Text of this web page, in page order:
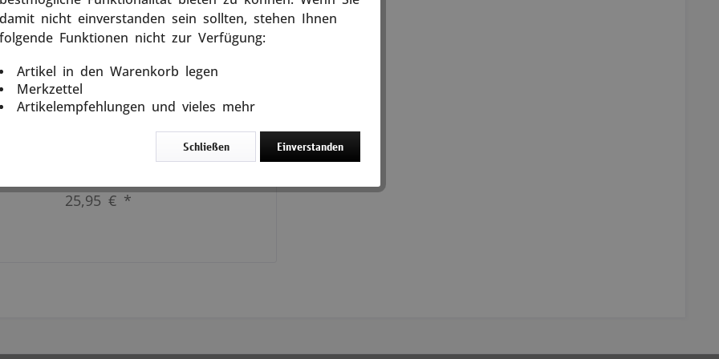
Als 17jähriger Freiwilliger im
Endkampf 1944/45 Der Autor
meldete sich 1943 als 16jähriger
als junger Führeranwärter ab Herbst
1944 im...
weiterlesen
Warenkorb
25,95 € *
damit nicht einverstanden sein sollten, stehen Ihnen
folgende Funktionen nicht zur Verfügung:
Artikel in den Warenkorb legen
Merkzettel
Artikelempfehlungen und vieles mehr
Einverstanden
Schließen